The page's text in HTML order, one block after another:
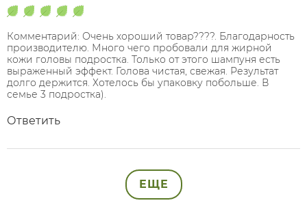
Комментарий: Очень хороший товар????. Благодарность
производителю. Много чего пробовали для жирной
кожи головы подростка. Только от этого шампуня есть
выраженный эффект. Голова чистая, свежая. Результат
долго держится. Хотелось бы упаковку побольше. В
семье 3 подростка).
Ответить
ЕЩЕ